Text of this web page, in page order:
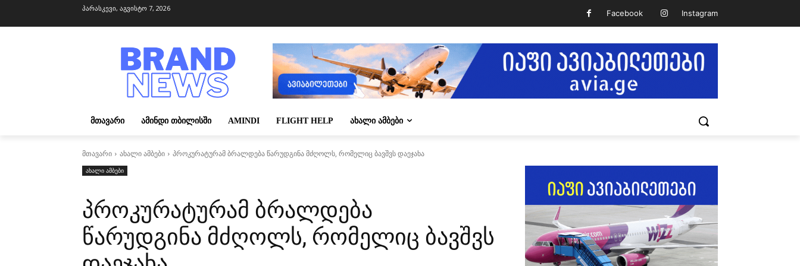
Facebook Instagram
პარასკევი, აგვისტო 7, 2026
ᲛᲗᲐᲕᲐᲠᲘ ᲐᲛᲘᲜᲓᲘ ᲗᲑᲘᲚᲘᲡᲨᲘ AMINDI FLIGHT HELP ᲐᲮᲐᲚᲘ ᲐᲛᲑᲔᲑᲘ
მთავარი ახალი ამბები პროკურატურამ ბრალდება წარუდგინა მძღოლს, რომელიც ბავშვს დაეჯახა
ახალი ამბები
პროკურატურამ ბრალდება
წარუდგინა მძღოლს, რომელიც ბავშვს